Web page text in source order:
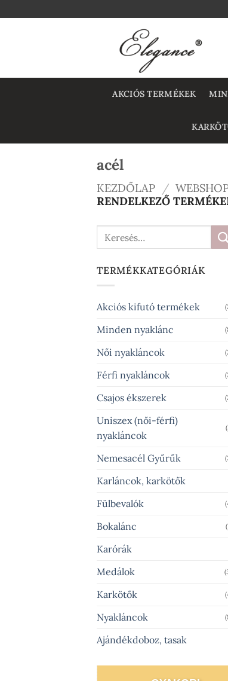
to
AKCIÓS TERMÉKEK
acél
KEZDŐLAP /
RENDELKEZŐ
TERMÉKKATEGÓRIÁK
Akciós kifutó termékek
Minden nyaklánc
Női nyakláncok
Férfi nyakláncok
Csajos ékszerek
Uniszex (női-férfi)
nyakláncok
Nemesacél Gyűrűk
Karláncok, karkötők
Fülbevalók
Bokalánc
Karórák
Medálok
Karkötők
Nyakláncok
Ajándékdoboz, tasak